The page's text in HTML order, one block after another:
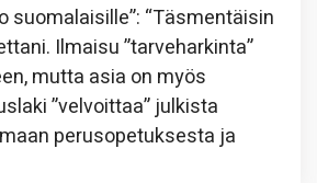
suomalaisille”: “Täsmentäisin
Ilmaisu ”tarveharkinta”
mutta asia on myös
”velvoittaa” julkista
perusopetuksesta ja